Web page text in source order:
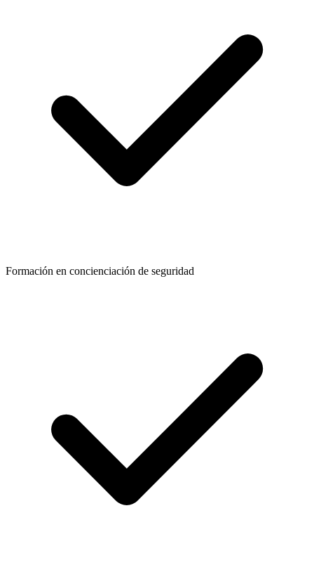
Formación en concienciación de seguridad